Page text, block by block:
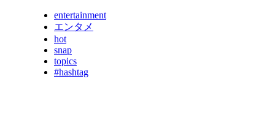
entertainment
エンタメ
hot
snap
topics
#hashtag